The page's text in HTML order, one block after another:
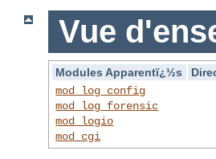
Vue
Modules Apparentï¿½s
mod_log_config
mod_log_forensic
mod_logio
mod_cgi